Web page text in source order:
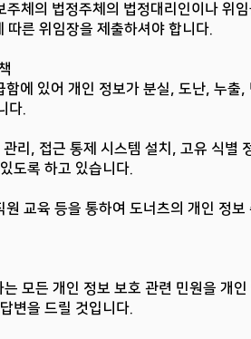
체의 법정주체의 법정대리인이나 위
른 위임장을 제출하셔야 합니다.
에 있어 개인 정보가 분실, 도난, 누
다.
리, 접근 통제 시스템 설치, 고유 식별
도록 하고 있습니다.
교육 등을 통하여 도너츠의 개인 정
모든 개인 정보 보호 관련 민원을 개
변을 드릴 것입니다.